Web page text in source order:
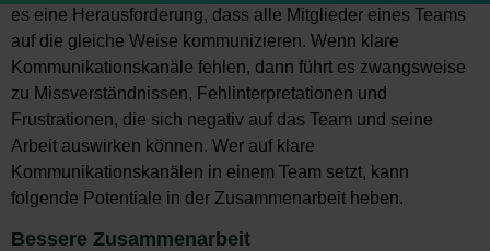
es eine Herausforderung, dass alle Mitglieder eines Teams
auf die gleiche Weise kommunizieren. Wenn klare
Kommunikationskanäle fehlen, dann führt es zwangsweise
zu Missverständnissen, Fehlinterpretationen und
Frustrationen, die sich negativ auf das Team und seine
Arbeit auswirken können. Wer auf klare
Kommunikationskanälen in einem Team setzt, kann
folgende Potentiale in der Zusammenarbeit heben.
Bessere Zusammenarbeit